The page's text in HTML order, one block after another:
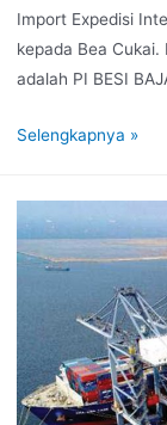
Import Expedisi
kepada Bea
adalah PI BESI
Selengkapnya »